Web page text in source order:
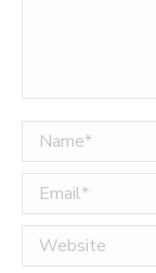
Name *
Email *
Website